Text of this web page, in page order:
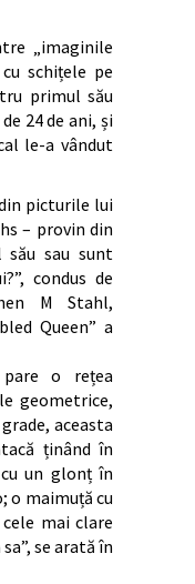
„imaginile
schițele pe
primul său
24 de ani, și
le-a vândut
picturile lui
– provin din
sau sunt
condus de
M Stahl,
Queen” a
o rețea
geometrice,
aceasta
ținând în
un glonț în
o maimuță cu
mai clare
se arată în